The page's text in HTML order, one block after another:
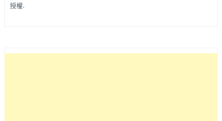
授權.